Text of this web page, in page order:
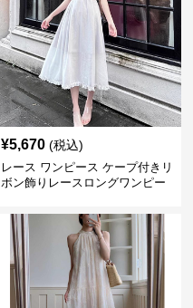
¥5,670 (税込)
レース ワンピース ケープ付きリ
ボン飾りレースロングワンピー